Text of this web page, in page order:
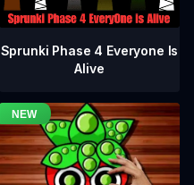
Sprunki Phase 4 Everyone Is
Alive